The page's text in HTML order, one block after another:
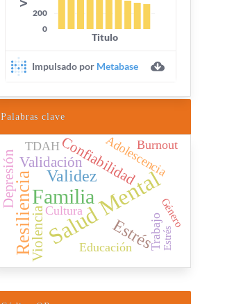
Palabras clave
Salud Mental
Familia
Resiliencia Estrés
Validez
Confiabilidad
DepresiónValidación
Violencia
TDAH
Trabajo
Adolescencia
Cultura
Educación
Burnout
Género
Estrés